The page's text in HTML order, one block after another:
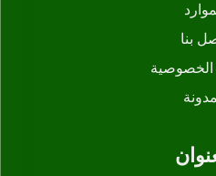
بنا